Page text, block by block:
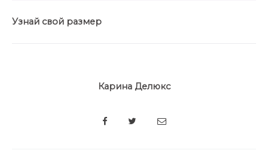
Узнай свой размер
Карина Делюкс
SHARE